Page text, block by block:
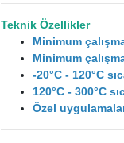
Teknik Özellikler
Minimum
Minimum
-20°C - 120°C
120°C - 300°C
Özel